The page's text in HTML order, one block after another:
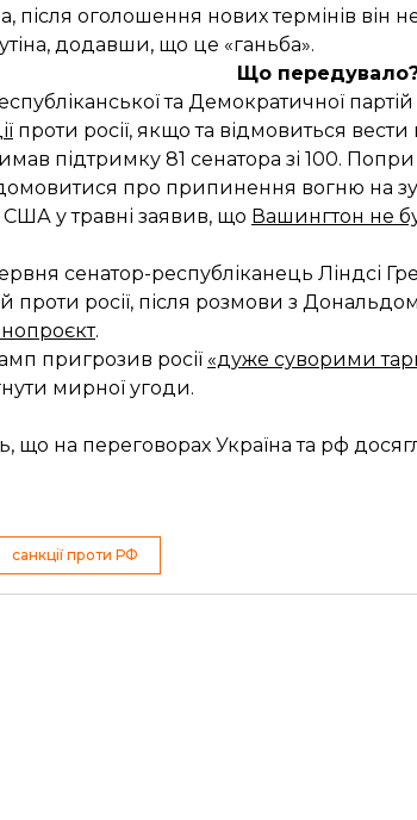
після оголошення нових термінів він
додавши, що це «ганьба».
Що
та Демократичної
проти росії, якщо та відмовиться
підтримку 81 сенатора зі 100.
про припинення вогню на
у травні заявив, що Вашингтон не
сенатор-республіканець Ліндсі
проти росії, після розмови з
.
пригрозив росії «дуже суворими
мирної угоди.
що на переговорах Україна та рф
санкції проти РФ